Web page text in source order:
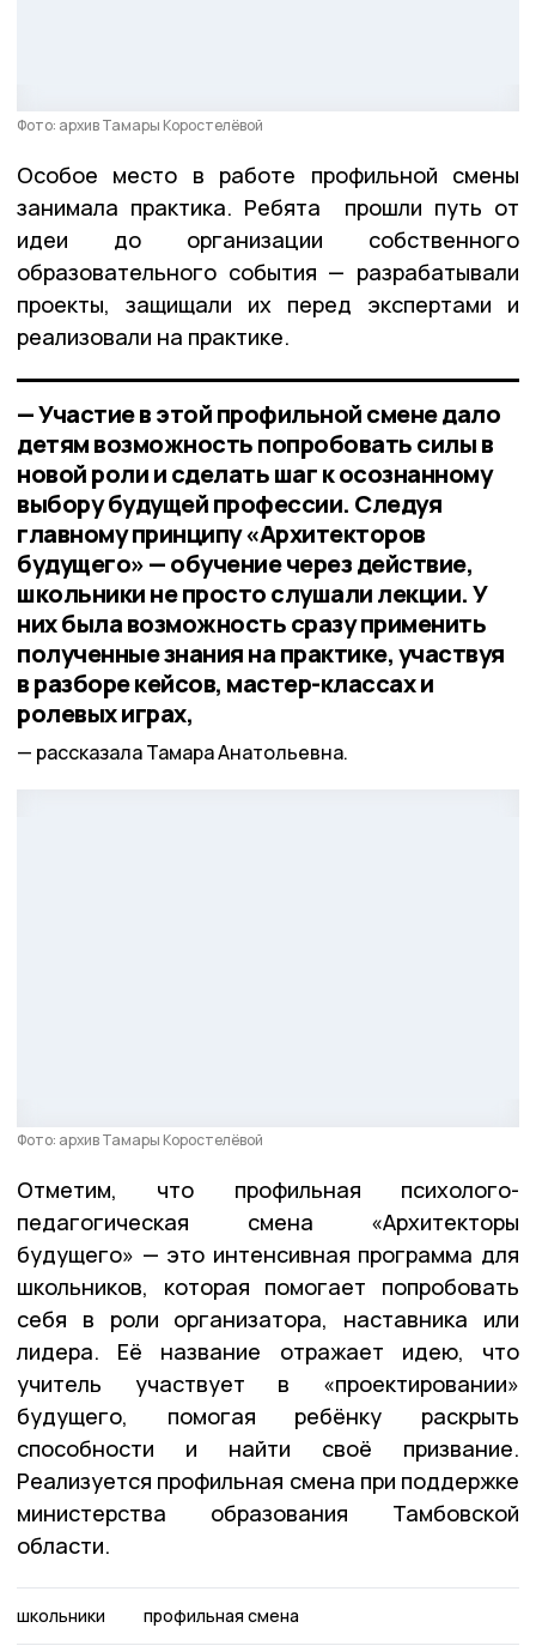
Фото: архив Тамары Коростелёвой
Особое место в работе профильной смены
занимала практика. Ребята прошли путь от
идеи до организации собственного
образовательного события — разрабатывали
проекты, защищали их перед экспертами и
реализовали на практике.
— Участие в этой профильной смене дало
детям возможность попробовать силы в
новой роли и сделать шаг к осознанному
выбору будущей профессии. Следуя
главному принципу «Архитекторов
будущего» — обучение через действие,
школьники не просто слушали лекции. У
них была возможность сразу применить
полученные знания на практике, участвуя
в разборе кейсов, мастер-классах и
ролевых играх,
рассказала Тамара Анатольевна.
Фото: архив Тамары Коростелёвой
Отметим, что профильная психолого-
педагогическая смена «Архитекторы
будущего» — это интенсивная программа для
школьников, которая помогает попробовать
себя в роли организатора, наставника или
лидера. Её название отражает идею, что
учитель участвует в «проектировании»
будущего, помогая ребёнку раскрыть
способности и найти своё призвание.
Реализуется профильная смена при поддержке
министерства образования Тамбовской
области.
школьники профильная смена